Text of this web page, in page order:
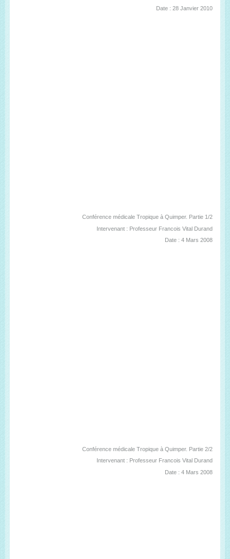
Date : 28 Janvier 2010
Conférence médicale Tropique à Quimper. Partie 1/2
Intervenant : Professeur Francois Vital Durand
Date : 4 Mars 2008
Conférence médicale Tropique à Quimper. Partie 2/2
Intervenant : Professeur Francois Vital Durand
Date : 4 Mars 2008